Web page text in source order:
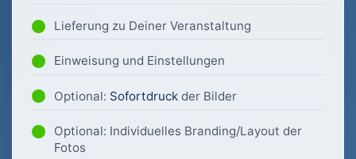
Lieferung zu Deiner Veranstaltung
Einweisung und Einstellungen
Optional: Sofortdruck der Bilder
Optional: Individuelles Branding/Layout der
Fotos